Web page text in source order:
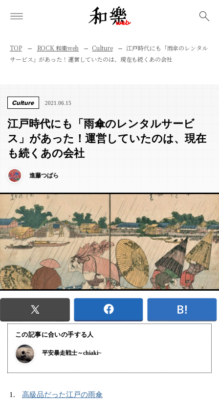
TOP ROCK 和樂web Culture
江戸時代にも「雨傘のレンタル
サービス」があった！運営していたのは、現在も続くあの会社
Culture 2021.06.15
江戸時代にも「雨傘のレンタルサービ
ス」があった！運営していたのは、現在
も続くあの会社
進藤つばら
この記事に合いの手する人
平安暴走戦士～chiaki~
高級品だった江戸の雨傘